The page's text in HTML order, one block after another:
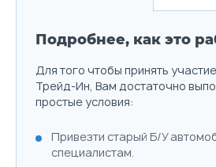
Подробнее, как это
Для того чтобы принять
Трейд-Ин, Вам достаточно
простые условия:
Привезти старый Б/У
специалистам.